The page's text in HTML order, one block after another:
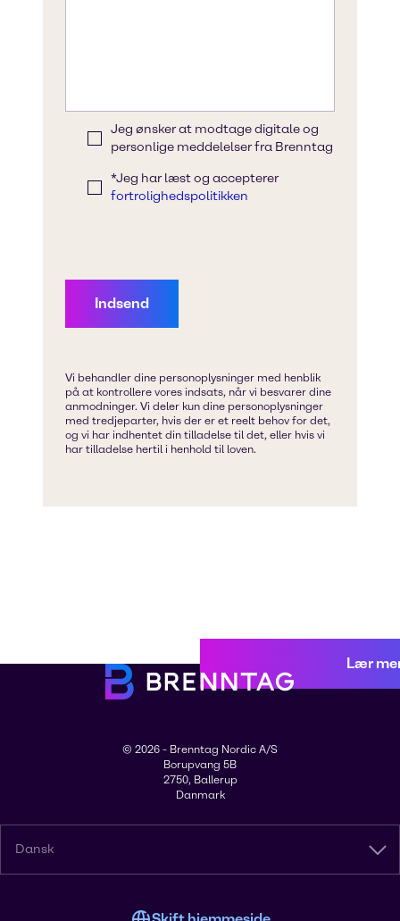
Lær
© 2026 - Brenntag Nordic A/S
Borupvang 5B
2750, Ballerup
Danmark
Dansk